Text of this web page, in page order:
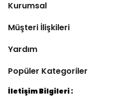
Kurumsal
Müşteri İlişkileri
Yardım
Popüler Kategoriler
İletişim Bilgileri :